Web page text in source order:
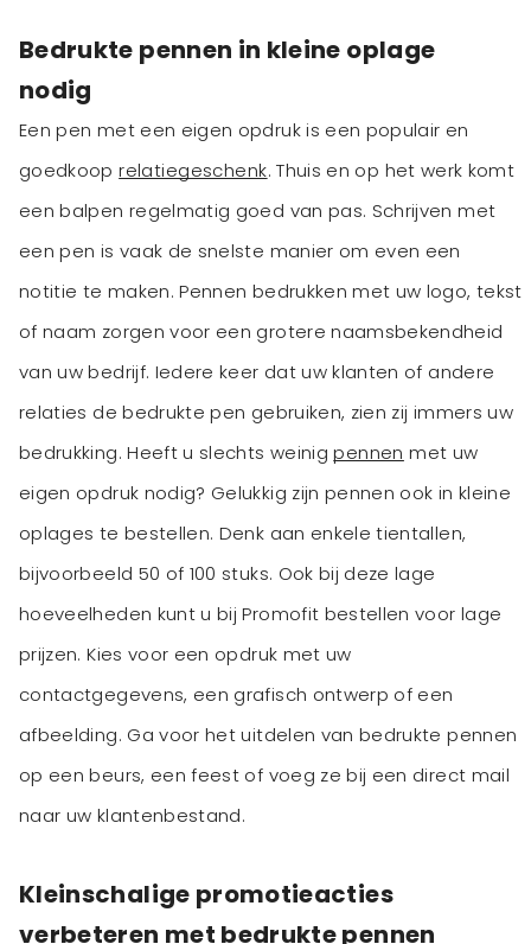
Bedrukte pennen in kleine oplage
nodig
Een pen met een eigen opdruk is een populair en
goedkooprelatiegeschenk. Thuis en op het werk komt
een balpen regelmatig goed van pas. Schrijven met
een pen is vaak de snelste manier om even een
notitie te maken. Pennen bedrukken met uw logo, tekst
of naam zorgen voor een grotere naamsbekendheid
van uw bedrijf. Iedere keer dat uw klanten of andere
relaties de bedrukte pen gebruiken, zien zij immers uw
bedrukking. Heeft u slechts weinigpennen met uw
eigen opdruk nodig? Gelukkig zijn pennen ook in kleine
oplages te bestellen. Denk aan enkele tientallen,
bijvoorbeeld 50 of 100 stuks. Ook bij deze lage
hoeveelheden kunt u bij Promofit bestellen voor lage
prijzen. Kies voor een opdruk met uw
contactgegevens, een grafisch ontwerp of een
afbeelding. Ga voor het uitdelen van bedrukte pennen
op een beurs, een feest of voeg ze bij een direct mail
naar uw klantenbestand.
Kleinschalige promotieacties
verbeteren met bedrukte pennen